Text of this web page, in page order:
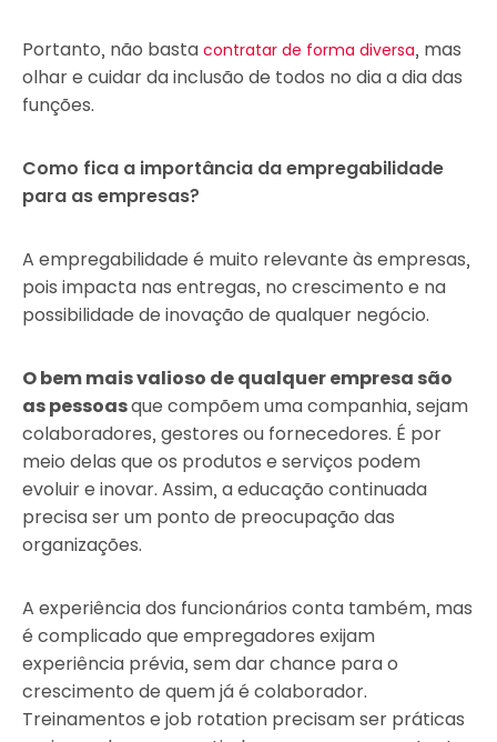
Portanto, não basta contratar de forma diversa, mas
olhar e cuidar da inclusão de todos no dia a dia das
funções.
Como fica a importância da empregabilidade
para as empresas?
A empregabilidade é muito relevante às empresas,
pois impacta nas entregas, no crescimento e na
possibilidade de inovação de qualquer negócio.
O bem mais valioso de qualquer empresa são
as pessoasque compõem uma companhia, sejam
colaboradores, gestores ou fornecedores. É por
meio delas que os produtos e serviços podem
evoluir e inovar. Assim, a educação continuada
precisa ser um ponto de preocupação das
organizações.
A experiência dos funcionários conta também, mas
é complicado que empregadores exijam
experiência prévia, sem dar chance para o
crescimento de quem já é colaborador.
Treinamentos e job rotation precisam ser práticas